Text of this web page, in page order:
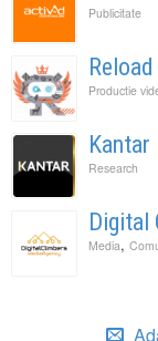
Publicitate
Productie
Kantar
Research
Digital
Media,